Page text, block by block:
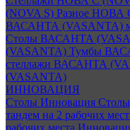
(NOVA S) Разное НОВА
ВАСАНТА (VASANTA)
Столы ВАСАНТА
(VASANTA) Тумбы
стеллажи ВАСАНТА
(VASANTA)
ИННОВАЦИЯ
Столы Инновация Столы
тандем на 2 рабочих